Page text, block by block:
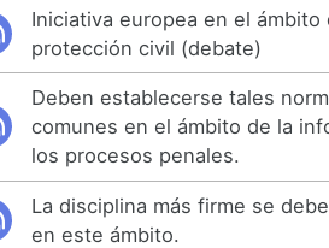
Iniciativa europea en el ámbito
protección civil (debate)
Deben establecerse tales
comunes en el ámbito de la
los procesos penales.
La disciplina más firme se
en este ámbito.